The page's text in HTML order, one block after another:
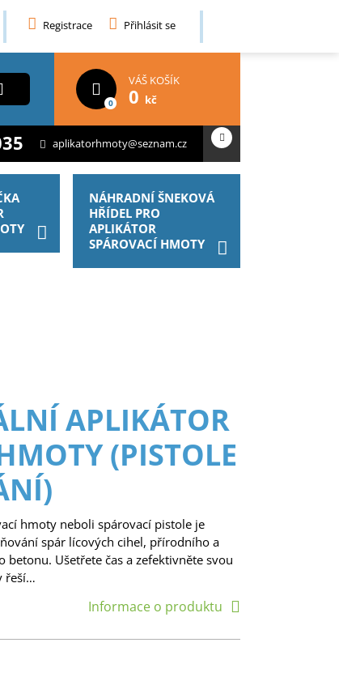
Registrace Přihlásit se
0
VÁŠ KOŠÍK
0 kč
aplikatorhmoty@seznam.cz
NÁHRADNÍ ŠNEKOVÁ
HŘÍDEL PRO
APLIKÁTOR
SPÁROVACÍ HMOTY
APLIKÁTOR
(PISTOLE
hmoty neboli spárovací pistole je
spár lícových cihel, přírodního a
betonu. Ušetřete čas a zefektivněte svou
řeší…
Informace o produktu